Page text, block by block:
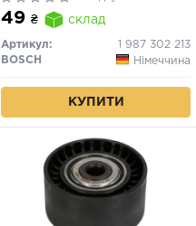
LIGHT РY21W 12V (жовта)
49 ₴ склад
Артикул:
1 987 302 213
BOSCH
Німеччина
КУПИТИ